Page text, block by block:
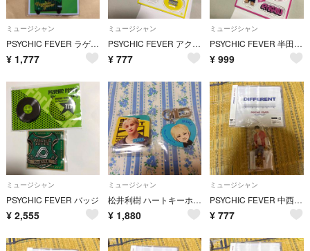
ミュージシャン
PSYCHIC FEVER ラゲッジタグ
¥ 1,777
ミュージシャン
PSYCHIC FEVER アクスタ
¥ 777
ミュージシャン
PSYCHIC FEVER 半田龍臣 アクスタ
¥ 999
ミュージシャン
PSYCHIC FEVER バッジ
¥ 2,555
ミュージシャン
松井利樹 ハートキーホルダー 缶バッジ BALLISTIK BOYZ BBZ ※ラス値
¥ 1,880
ミュージシャン
PSYCHIC FEVER 中西椋雅 CD アクスタセット⑥
¥ 777